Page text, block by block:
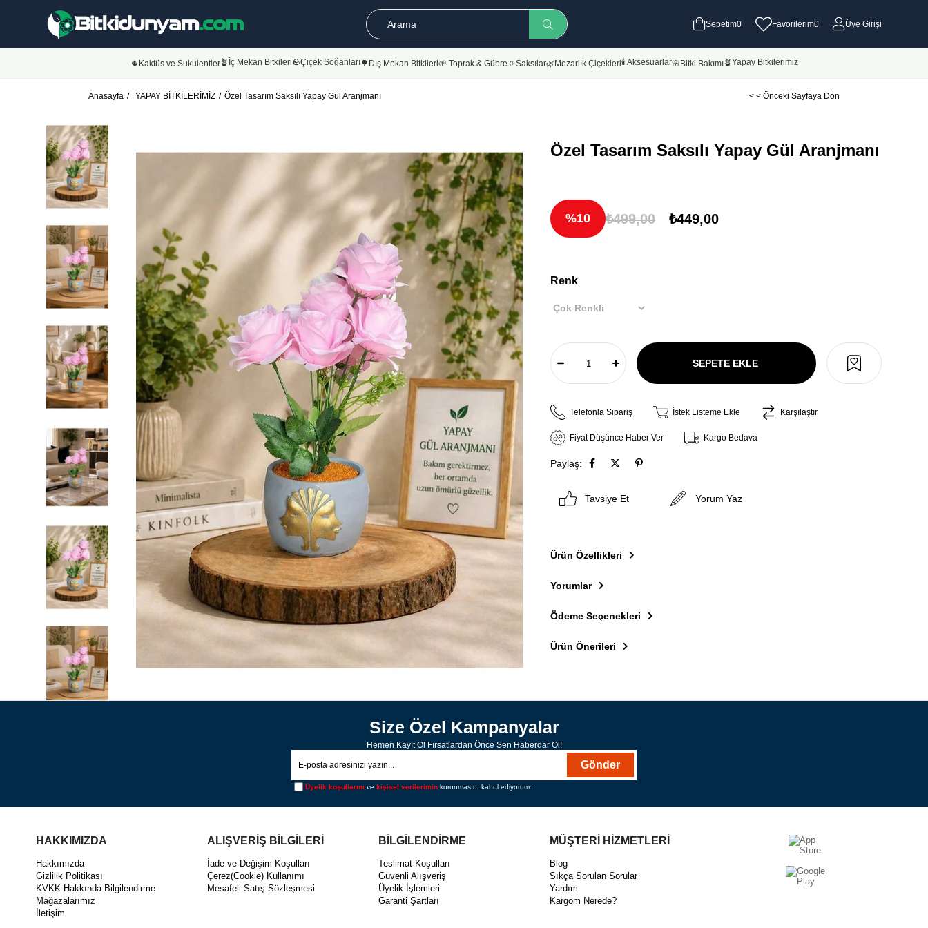
Sepetim0 Favorilerim0 Üye Girişi
🌵Kaktüs ve Sukulentler🪴İç Mekan Bitkileri🪨Çiçek Soğanları🌳Dış Mekan Bitkileri🌱 Toprak & Gübre 🏺Saksılar🌿Mezarlık Çiçekleri🕯 Aksesuarlar🌸Bitki Bakımı🪴Yapay Bitkilerimiz
Anasayfa YAPAY BİTKİLERİMİZ Özel Tasarım Saksılı Yapay Gül Aranjmanı < < Önceki Sayfaya Dön
Özel Tasarım Saksılı Yapay Gül Aranjmanı
10 ₺499,00 ₺449,00
Renk
Telefonla Sipariş İstek Listeme Ekle Karşılaştır
Fiyat Düşünce Haber Ver Kargo Bedava
Paylaş:
Tavsiye Et Yorum Yaz
Ürün Özellikleri
Yorumlar
Ödeme Seçenekleri
Ürün Önerileri
Size Özel Kampanyalar
Hemen Kayıt Ol Fırsatlardan Önce Sen Haberdar Ol!
Gönder
Üyelik koşullarını ve kişisel verilerimin korunmasını kabul ediyorum.
HAKKIMIZDA
Hakkımızda
Gizlilik Politikası
KVKK Hakkında Bilgilendirme
Mağazalarımız
İletişim
ALIŞVERİŞ BİLGİLERİ
İade ve Değişim Koşulları
Çerez(Cookie) Kullanımı
Mesafeli Satış Sözleşmesi
BİLGİLENDİRME
Teslimat Koşulları
Güvenli Alışveriş
Üyelik İşlemleri
Garanti Şartları
MÜŞTERİ HİZMETLERİ
Blog
Sıkça Sorulan Sorular
Yardım
Kargom Nerede?